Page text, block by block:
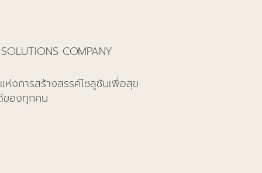
COMPANY
ห่งการสร้างสรรค์โซลูชันเพื่อสุข
ของทุกคน